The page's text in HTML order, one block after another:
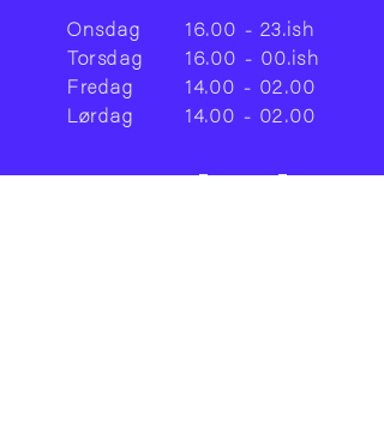
Onsdag
Torsdag
Fredag
Lørdag
16.00 - 23.ish
16.00 - 00.ish
14.00 - 02.00
14.00 - 02.00